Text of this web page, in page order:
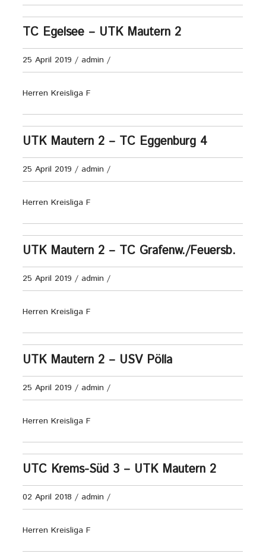
TC Egelsee – UTK Mautern 2
25 April 2019 / admin /
Herren Kreisliga F
UTK Mautern 2 – TC Eggenburg 4
25 April 2019 / admin /
Herren Kreisliga F
UTK Mautern 2 – TC Grafenw./Feuersb.
25 April 2019 / admin /
Herren Kreisliga F
UTK Mautern 2 – USV Pölla
25 April 2019 / admin /
Herren Kreisliga F
UTC Krems-Süd 3 – UTK Mautern 2
02 April 2018 / admin /
Herren Kreisliga F